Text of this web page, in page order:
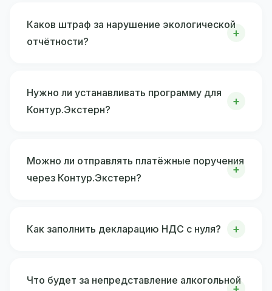
Каков штраф за нарушение экологической
отчётности?
Нужно ли устанавливать программу для
Контур.Экстерн?
Можно ли отправлять платёжные поручения
через Контур.Экстерн?
Как заполнить декларацию НДС с нуля?
Что будет за непредставление алкогольной